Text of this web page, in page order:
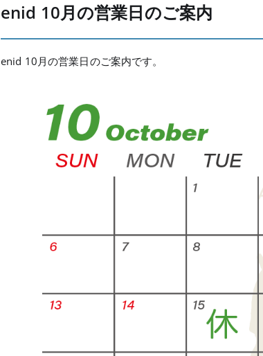
enid 10月の営業日のご案内
enid 10月の営業日のご案内です。